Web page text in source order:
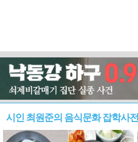
시인 최원준의 음식문화 잡학사전